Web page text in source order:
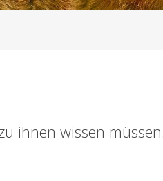
ihnen wissen müssen.